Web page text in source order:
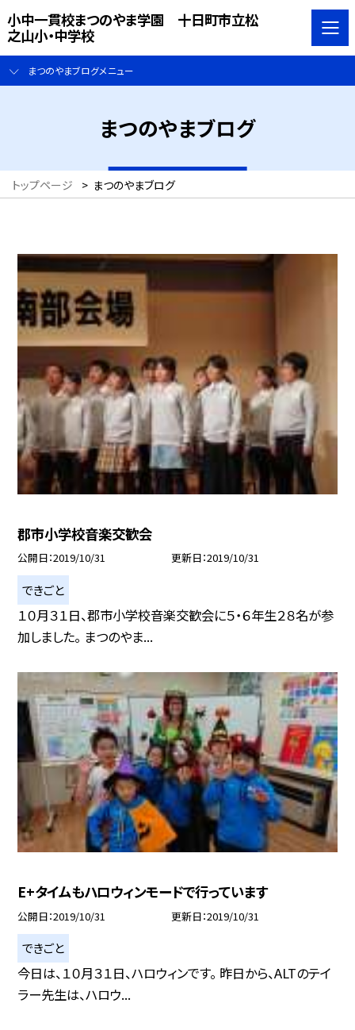
小中一貫校まつのやま学園 十日町市立松
之山小・中学校
まつのやまブログメニュー
まつのやまブログ
トップページ > まつのやまブログ
郡市小学校音楽交歓会
公開日 2019/10/31 更新日 2019/10/31
できごと
１０月３１日、郡市小学校音楽交歓会に５・６年生２８名が参
加しました。 まつのやま...
E+タイムもハロウィンモードで行っています
公開日 2019/10/31 更新日 2019/10/31
できごと
今日は、１０月３１日、ハロウィンです。 昨日から、ALTのテイ
ラー先生は、ハロウ...